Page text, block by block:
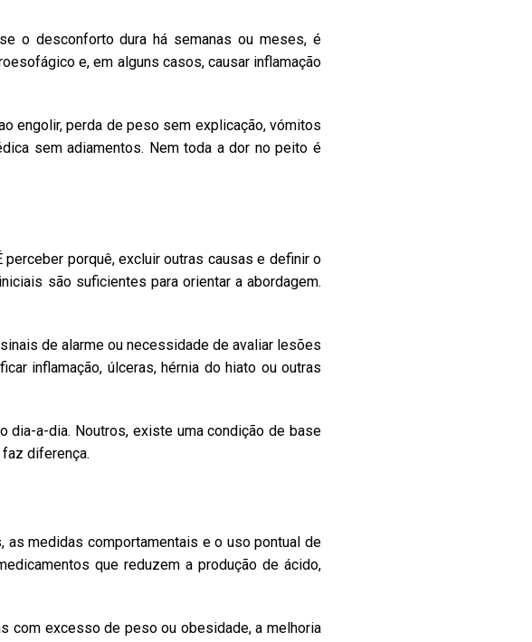
o desconforto dura há semanas ou meses, é
e, em alguns casos, causar inflamação
engolir, perda de peso sem explicação, vómitos
sem adiamentos. Nem toda a dor no peito é
porquê, excluir outras causas e definir o
são suficientes para orientar a abordagem.
de alarme ou necessidade de avaliar lesões
inflamação, úlceras, hérnia do hiato ou outras
dia-a-dia. Noutros, existe uma condição de base
diferença.
medidas comportamentais e o uso pontual de
que reduzem a produção de ácido,
com excesso de peso ou obesidade, a melhoria